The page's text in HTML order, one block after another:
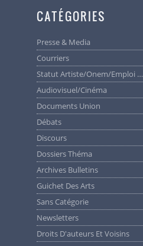
CATÉGORIES
Presse & Media
Courriers
Statut Artiste/Onem/Emploi …
Audiovisuel/cinéma
Documents Union
Débats
Discours
Dossiers Théma
Archives Bulletins
Guichet Des Arts
Sans Catégorie
Newsletters
Droits D'auteurs Et Voisins